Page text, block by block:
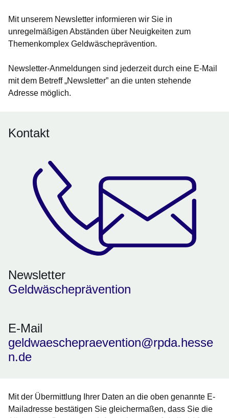
Mit unserem Newsletter informieren wir Sie in
unregelmäßigen Abständen über Neuigkeiten zum
Themenkomplex Geldwäscheprävention.
Newsletter-Anmeldungen sind jederzeit durch eine E-Mail
mit dem Betreff „Newsletter” an die unten stehende
Adresse möglich.
Kontakt
Newsletter
Geldwäscheprävention
E-Mail
geldwaeschepraevention@rpda.hesse
n.de
Mit der Übermittlung Ihrer Daten an die oben genannte E-
Mailadresse bestätigen Sie gleichermaßen, dass Sie die